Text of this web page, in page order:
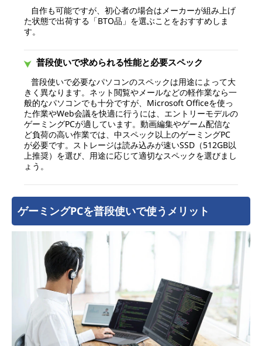
自作も可能ですが、初心者の場合はメーカーが組み上げ
た状態で出荷する「BTO品」を選ぶことをおすすめしま
す。
普段使いで求められる性能と必要スペック
普段使いで必要なパソコンのスペックは用途によって大
きく異なります。ネット閲覧やメールなどの軽作業なら一
般的なパソコンでも十分ですが、Microsoft Officeを使っ
た作業やWeb会議を快適に行うには、エントリーモデルの
ゲーミングPCが適しています。動画編集やゲーム配信な
ど負荷の高い作業では、中スペック以上のゲーミングPC
が必要です。ストレージは読み込みが速いSSD（512GB以
上推奨）を選び、用途に応じて適切なスペックを選びまし
ょう。
ゲーミングPCを普段使いで使うメリット